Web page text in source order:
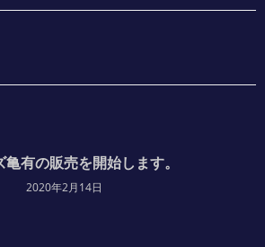
亀有の販売を開始します。
2020年2月14日